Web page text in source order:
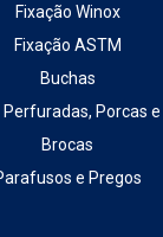
Fixação Winox
Fixação ASTM
Buchas
Perfuradas, Porcas
Brocas
e Pregos